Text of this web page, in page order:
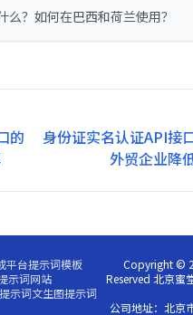
么？如何在巴西和荷兰使用？
的
身份证实名认证API接
外贸企业降
平台提示词模板
示词网站
示词文生图提示词
Copyright ©
Reserved 北京蜜
公司地址：北京